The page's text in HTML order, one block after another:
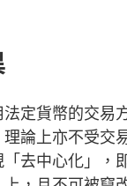
定貨幣的交易
論上亦不受
去中心化」，